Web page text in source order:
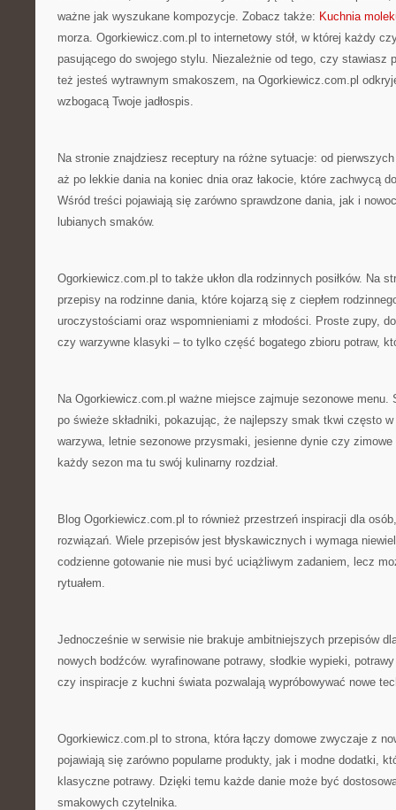
ważne jak wyszukane kompozycje. Zobacz także: Kuchnia
morza. Ogorkiewicz.com.pl to internetowy stół, w której każdy
pasującego do swojego stylu. Niezależnie od tego, czy stawiasz
też jesteś wytrawnym smakoszem, na Ogorkiewicz.com.pl
wzbogacą Twoje jadłospis.
Na stronie znajdziesz receptury na różne sytuacje: od
aż po lekkie dania na koniec dnia oraz łakocie, które zachwycą
Wśród treści pojawiają się zarówno sprawdzone dania, jak i
lubianych smaków.
Ogorkiewicz.com.pl to także ukłon dla rodzinnych posiłków. Na
przepisy na rodzinne dania, które kojarzą się z ciepłem
uroczystościami oraz wspomnieniami z młodości. Proste zupy,
czy warzywne klasyki – to tylko część bogatego zbioru potraw,
Na Ogorkiewicz.com.pl ważne miejsce zajmuje sezonowe menu.
po świeże składniki, pokazując, że najlepszy smak tkwi często w
warzywa, letnie sezonowe przysmaki, jesienne dynie czy zimowe
każdy sezon ma tu swój kulinarny rozdział.
Blog Ogorkiewicz.com.pl to również przestrzeń inspiracji dla
rozwiązań. Wiele przepisów jest błyskawicznych i wymaga
codzienne gotowanie nie musi być uciążliwym zadaniem, lecz
rytuałem.
Jednocześnie w serwisie nie brakuje ambitniejszych przepisów
nowych bodźców. wyrafinowane potrawy, słodkie wypieki,
czy inspiracje z kuchni świata pozwalają wypróbowywać nowe
Ogorkiewicz.com.pl to strona, która łączy domowe zwyczaje z
pojawiają się zarówno popularne produkty, jak i modne dodatki,
klasyczne potrawy. Dzięki temu każde danie może być
smakowych czytelnika.